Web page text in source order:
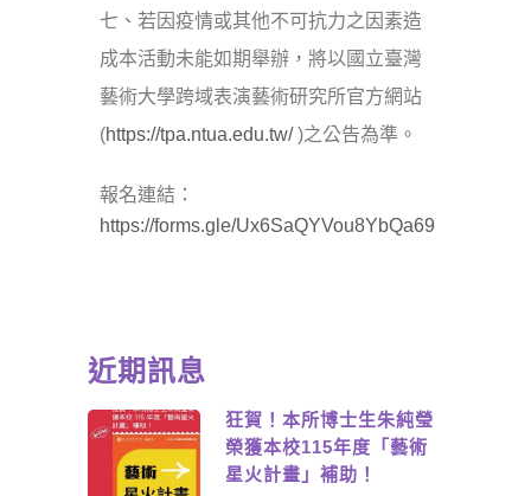
七、若因疫情或其他不可抗力之因素造
成本活動未能如期舉辦，將以國立臺灣
藝術大學跨域表演藝術研究所官方網站
(https://tpa.ntua.edu.tw/)之公告為準。
報名連結：
https://forms.gle/Ux6SaQYVou8YbQa69
近期訊息
狂賀！本所博士生朱純瑩
榮獲本校115年度「藝術
星火計畫」補助！